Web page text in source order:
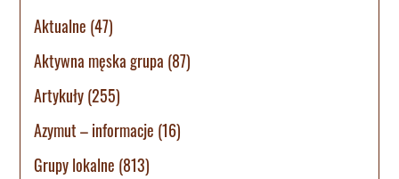
Aktualne (47)
Aktywna męska grupa (87)
Artykuły(255)
Azymut – informacje (16)
Grupy lokalne (813)